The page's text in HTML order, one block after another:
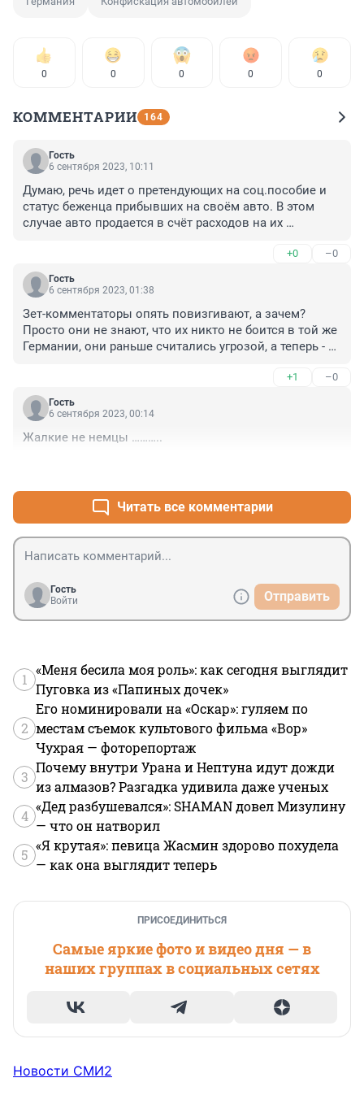
0 0 0 0 0
КОММЕНТАРИИ 164
Гость
6 сентября 2023, 10:11
Думаю, речь идет о претендующих на соц.пособие и
статус беженца прибывших на своём авто. В этом
случае авто продается в счёт расходов на их
+0 –0
Гость
6 сентября 2023, 01:38
Зет-комментаторы опять повизгивают, а зачем?
Просто они не знают, что их никто не боится в той же
Германии, они раньше считались угрозой, а теперь -
захотят. Как верно сказал один политик: "А слабых -
бьют". А пустые угрозы - главный признак слабости..
+1 –0
Гость
6 сентября 2023, 00:14
Жалкие не немцы ………..
Читать все комментарии
Гость
Войти
Отправить
1
«Меня бесила моя роль»: как сегодня выглядит
Пуговка из «Папиных дочек»
2
Его номинировали на «Оскар»: гуляем по
местам съемок культового фильма «Вор»
Чухрая — фоторепортаж
3
Почему внутри Урана и Нептуна идут дожди
из алмазов? Разгадка удивила даже ученых
4
«Дед разбушевался»: SHAMAN довел Мизулину
— что он натворил
5
«Я крутая»: певица Жасмин здорово похудела
— как она выглядит теперь
ПРИСОЕДИНИТЬСЯ
Самые яркие фото и видео дня — в
наших группах в социальных сетях
Новости СМИ2